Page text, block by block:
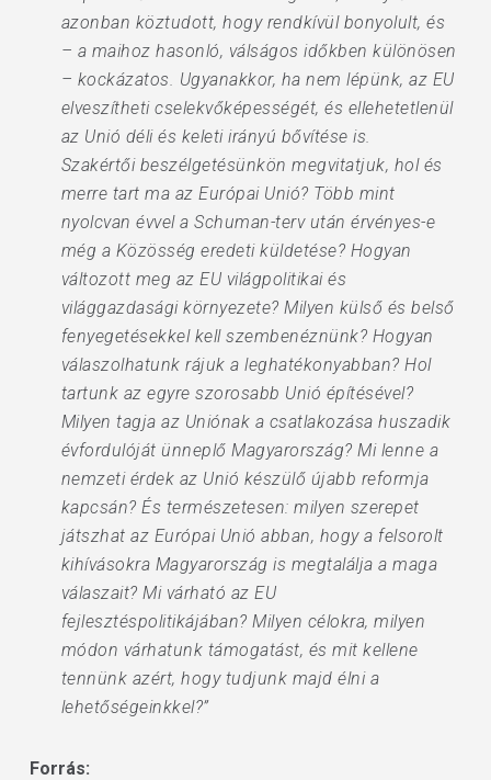
azonban köztudott, hogy rendkívül bonyolult, és
– a maihoz hasonló, válságos időkben különösen
– kockázatos. Ugyanakkor, ha nem lépünk, az EU
elveszítheti cselekvőképességét, és ellehetetlenül
az Unió déli és keleti irányú bővítése is.
Szakértői beszélgetésünkön megvitatjuk, hol és
merre tart ma az Európai Unió? Több mint
nyolcvan évvel a Schuman-terv után érvényes-e
még a Közösség eredeti küldetése? Hogyan
változott meg az EU világpolitikai és
világgazdasági környezete? Milyen külső és belső
fenyegetésekkel kell szembenéznünk? Hogyan
válaszolhatunk rájuk a leghatékonyabban? Hol
tartunk az egyre szorosabb Unió építésével?
Milyen tagja az Uniónak a csatlakozása huszadik
évfordulóját ünneplő Magyarország? Mi lenne a
nemzeti érdek az Unió készülő újabb reformja
kapcsán? És természetesen: milyen szerepet
játszhat az Európai Unió abban, hogy a felsorolt
kihívásokra Magyarország is megtalálja a maga
válaszait? Mi várható az EU
fejlesztéspolitikájában? Milyen célokra, milyen
módon várhatunk támogatást, és mit kellene
tennünk azért, hogy tudjunk majd élni a
lehetőségeinkkel?”
Forrás: